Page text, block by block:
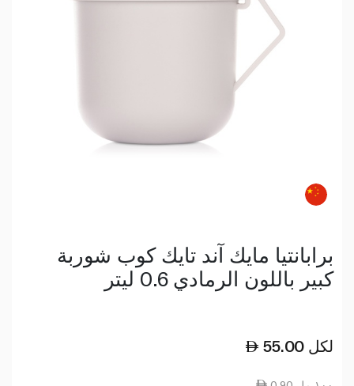
برابانتيا مايك آند تايك كوب شوربة
كبير باللون الرمادي 0.6 ليتر
55.00 لكل